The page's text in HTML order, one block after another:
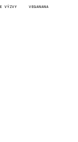
VÝZVY VEGANANA